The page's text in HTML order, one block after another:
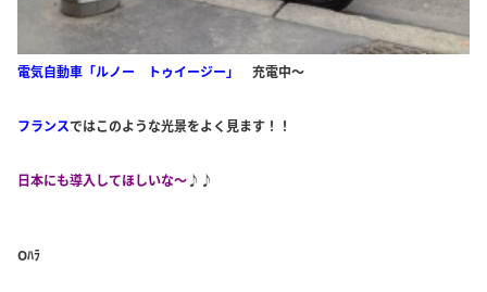
電気自動車「ルノー トゥイージー」 充電中～
フランスではこのような光景をよく見ます！！
日本にも導入してほしいな～ ♪♪
Oﾊﾗ